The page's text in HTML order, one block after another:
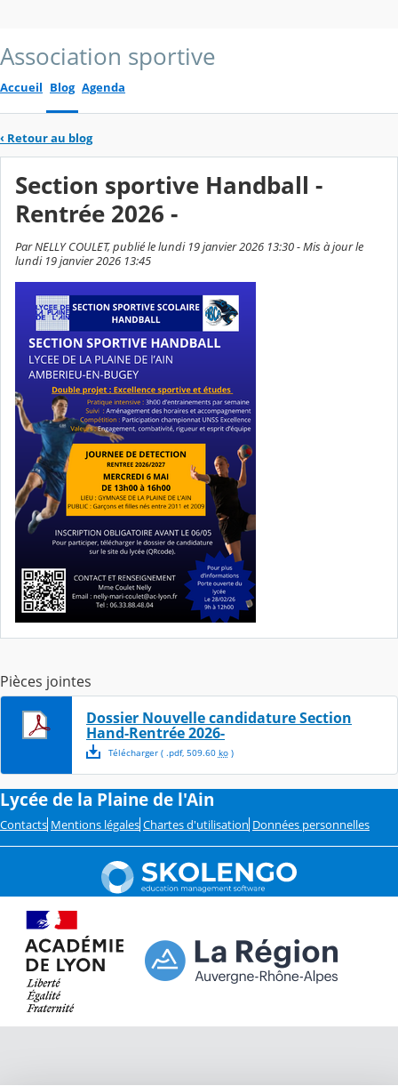
Association sportive
Accueil Blog Agenda
‹ Retour au blog
Section sportive Handball -
Rentrée 2026 -
Par NELLY COULET, publié le lundi 19 janvier 2026 13:30 - Mis à jour le
lundi 19 janvier 2026 13:45
Pièces jointes
Dossier Nouvelle candidature Section
Hand-Rentrée 2026-
Télécharger( .pdf, 509.60 ko)
Lycée de la Plaine de l'Ain
Contacts Mentions légales Chartes d'utilisation Données personnelles